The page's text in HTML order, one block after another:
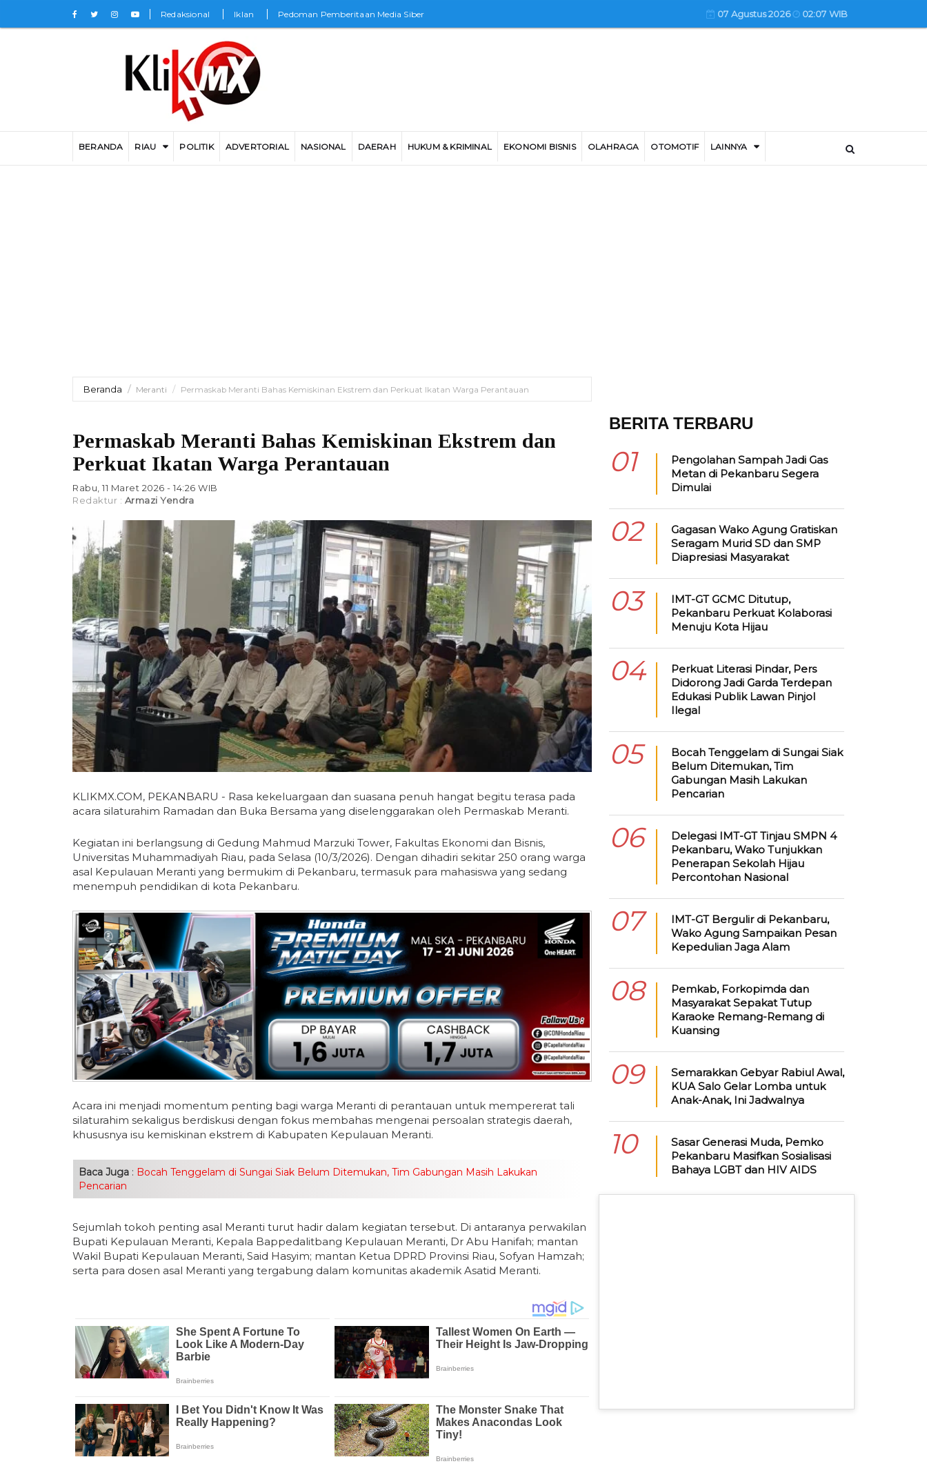
Redaksional Iklan Pedoman Pemberitaan Media Siber 07 Agustus 2026 02:07 WIB
BERANDA RIAU POLITIK ADVERTORIAL NASIONAL DAERAH HUKUM & KRIMINAL EKONOMI BISNIS OLAHRAGA OTOMOTIF LAINNYA
Beranda Meranti Permaskab Meranti Bahas Kemiskinan Ekstrem dan Perkuat Ikatan Warga Perantauan
Permaskab Meranti Bahas Kemiskinan Ekstrem dan
Perkuat Ikatan Warga Perantauan
Rabu, 11 Maret 2026 - 14:26 WIB
Redaktur : Armazi Yendra
KLIKMX.COM, PEKANBARU - Rasa kekeluargaan dan suasana penuh hangat begitu terasa pada
acara silaturahim Ramadan dan Buka Bersama yang diselenggarakan oleh Permaskab Meranti.
Kegiatan ini berlangsung di Gedung Mahmud Marzuki Tower, Fakultas Ekonomi dan Bisnis,
Universitas Muhammadiyah Riau, pada Selasa (10/3/2026). Dengan dihadiri sekitar 250 orang warga
asal Kepulauan Meranti yang bermukim di Pekanbaru, termasuk para mahasiswa yang sedang
menempuh pendidikan di kota Pekanbaru.
Acara ini menjadi momentum penting bagi warga Meranti di perantauan untuk mempererat tali
silaturahim sekaligus berdiskusi dengan fokus membahas mengenai persoalan strategis daerah,
khususnya isu kemiskinan ekstrem di Kabupaten Kepulauan Meranti.
Baca Juga : Bocah Tenggelam di Sungai Siak Belum Ditemukan, Tim Gabungan Masih Lakukan
Pencarian
Sejumlah tokoh penting asal Meranti turut hadir dalam kegiatan tersebut. Di antaranya perwakilan
Bupati Kepulauan Meranti, Kepala Bappedalitbang Kepulauan Meranti, Dr Abu Hanifah; mantan
Wakil Bupati Kepulauan Meranti, Said Hasyim; mantan Ketua DPRD Provinsi Riau, Sofyan Hamzah;
serta para dosen asal Meranti yang tergabung dalam komunitas akademik Asatid Meranti.
BERITA TERBARU
01
Pengolahan Sampah Jadi Gas
Metan di Pekanbaru Segera
Dimulai
02
Gagasan Wako Agung Gratiskan
Seragam Murid SD dan SMP
Diapresiasi Masyarakat
03
IMT-GT GCMC Ditutup,
Pekanbaru Perkuat Kolaborasi
Menuju Kota Hijau
04
Perkuat Literasi Pindar, Pers
Didorong Jadi Garda Terdepan
Edukasi Publik Lawan Pinjol
Ilegal
05
Bocah Tenggelam di Sungai Siak
Belum Ditemukan, Tim
Gabungan Masih Lakukan
Pencarian
06
Delegasi IMT-GT Tinjau SMPN 4
Pekanbaru, Wako Tunjukkan
Penerapan Sekolah Hijau
Percontohan Nasional
07
IMT-GT Bergulir di Pekanbaru,
Wako Agung Sampaikan Pesan
Kepedulian Jaga Alam
08
Pemkab, Forkopimda dan
Masyarakat Sepakat Tutup
Karaoke Remang-Remang di
Kuansing
09
Semarakkan Gebyar Rabiul Awal,
KUA Salo Gelar Lomba untuk
Anak-Anak, Ini Jadwalnya
10
Sasar Generasi Muda, Pemko
Pekanbaru Masifkan Sosialisasi
Bahaya LGBT dan HIV AIDS